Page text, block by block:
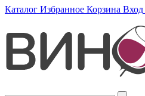
Каталог Избранное Корзина Вход